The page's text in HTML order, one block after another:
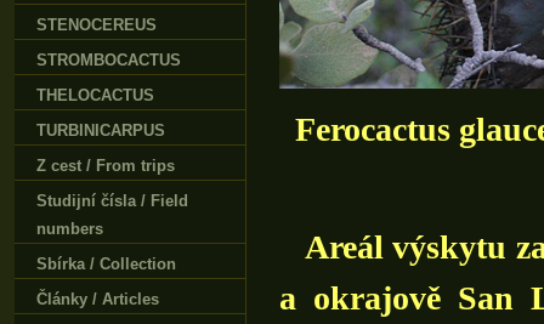
Ferocactus
Areál výskytu
a okrajově San
STENOCEREUS
STROMBOCACTUS
THELOCACTUS
TURBINICARPUS
Z cest / From trips
Studijní čísla / Field
numbers
Sbírka / Collection
Články / Articles